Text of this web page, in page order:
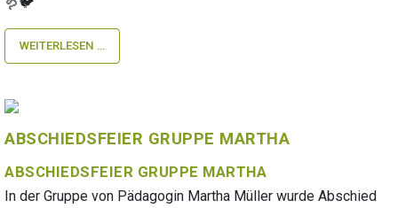
WEITERLESEN …
ABSCHIEDSFEIER GRUPPE MARTHA
ABSCHIEDSFEIER GRUPPE MARTHA
In der Gruppe von Pädagogin Martha Müller wurde Abschied